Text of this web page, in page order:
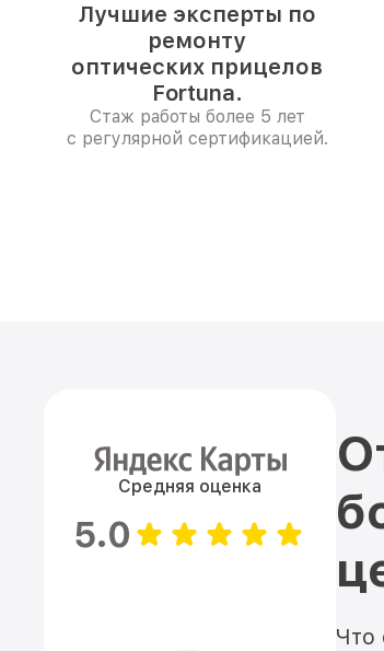
Лучшие эксперты по
ремонту
оптических прицелов
Fortuna.
Стаж работы более 5 лет
с регулярной сертификацией.
Средняя оценка
5.0
Что